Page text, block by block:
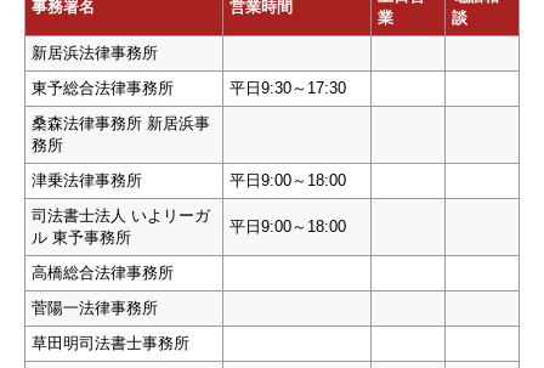
事務署名 営業時間
業
談
新居浜法律事務所
東予総合法律事務所
平日9:30～17:30
桑森法律事務所 新居浜事
務所
津乗法律事務所
平日9:00～18:00
司法書士法人 いよリーガ
ル 東予事務所
平日9:00～18:00
高橋総合法律事務所
菅陽一法律事務所
草田明司法書士事務所